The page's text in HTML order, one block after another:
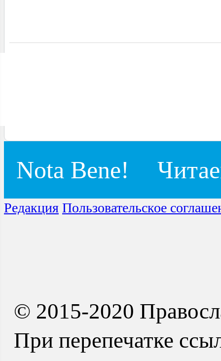
Nota Bene!
Редакция Пользовательское
© 2015-2020
При перепечатке